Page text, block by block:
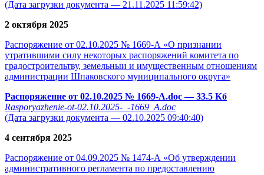
(Дата загрузки документа — 21.11.2025 11:59:42)
2 октября 2025
Распоряжение от 02.10.2025 № 1669-А «О признании
утратившими силу некоторых распоряжений комитета по
градостроительтву, земельныи и имущественным отношениям
администрации Шпаковского муниципального округа»
Распоряжение от 02.10.2025 № 1669-А.doc— 33.5 Кб
Rasporyazhenie-ot-02.10.2025-_-1669_A.doc
(Дата загрузки документа — 02.10.2025 09:40:40)
4 сентября 2025
Распоряжение от 04.09.2025 № 1474-А «Об утверждении
административного регламента по предоставлению